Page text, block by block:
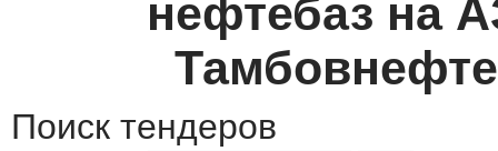
нефтебаз на
Поиск тендеров